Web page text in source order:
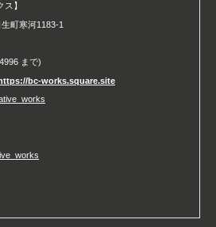
】
町寒河1183-1
まで)
bc-works.square.site